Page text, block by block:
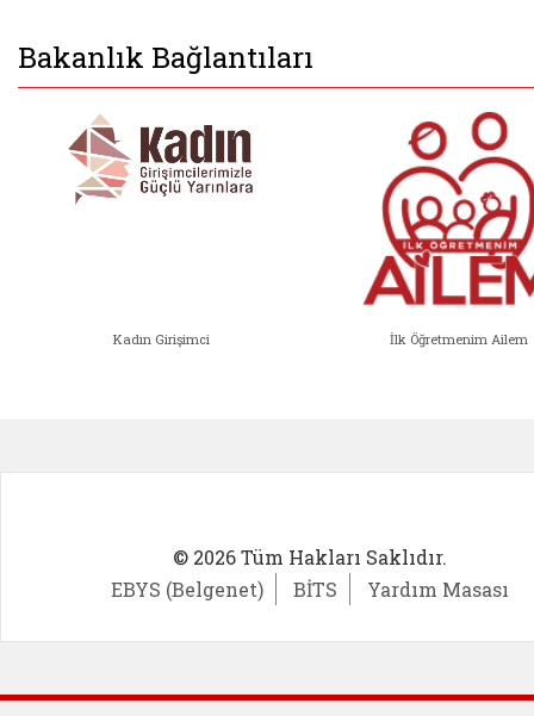
Bakanlık Bağlantıları
Kadın Girişimci İlk Öğretmenim Ailem
© 2026 Tüm Hakları Saklıdır.
EBYS (Belgenet)
BİTS Yardım Masası